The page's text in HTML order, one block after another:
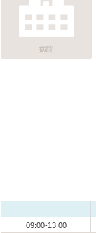
病院
09:00-13:00